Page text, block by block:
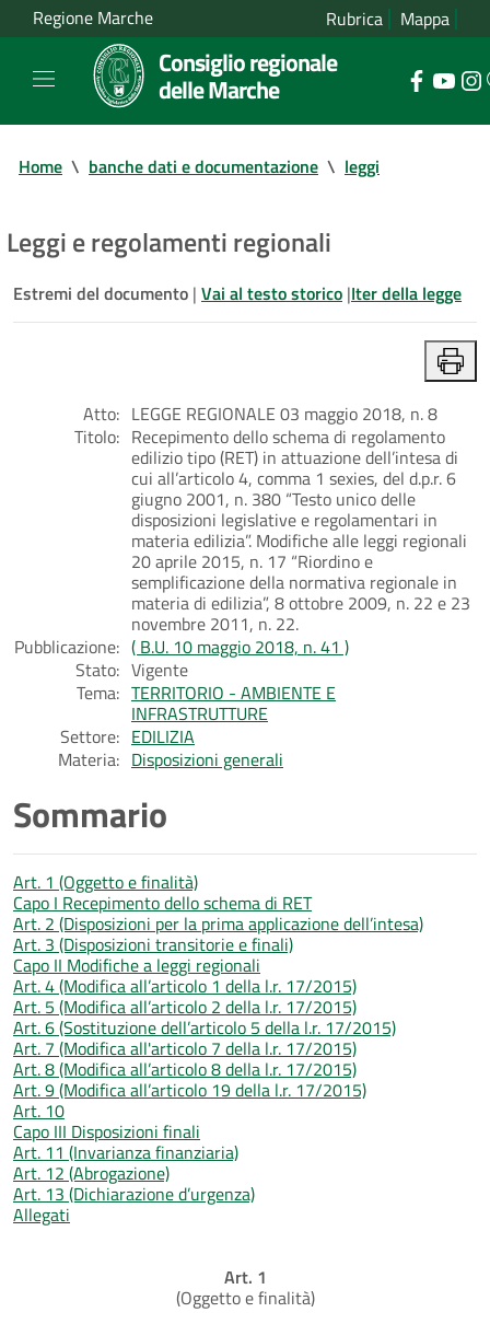
Regione Marche Rubrica Mappa
Consiglio regionale
delle Marche
Home \ banche dati e documentazione \ leggi
Leggi e regolamenti regionali
Estremi del documento | Vai al testo storico |Iter della legge
Atto: LEGGE REGIONALE 03 maggio 2018, n. 8
Titolo: Recepimento dello schema di regolamento
edilizio tipo (RET) in attuazione dell’intesa di
cui all’articolo 4, comma 1 sexies, del d.p.r. 6
giugno 2001, n. 380 “Testo unico delle
disposizioni legislative e regolamentari in
materia edilizia”. Modifiche alle leggi regionali
20 aprile 2015, n. 17 “Riordino e
semplificazione della normativa regionale in
materia di edilizia”, 8 ottobre 2009, n. 22 e 23
novembre 2011, n. 22.
Pubblicazione: ( B.U. 10 maggio 2018, n. 41 )
Stato: Vigente
Tema: TERRITORIO - AMBIENTE E
INFRASTRUTTURE
Settore: EDILIZIA
Materia: Disposizioni generali
Sommario
Art. 1 (Oggetto e finalità)
Capo I Recepimento dello schema di RET
Art. 2 (Disposizioni per la prima applicazione dell’intesa)
Art. 3 (Disposizioni transitorie e finali)
Capo II Modifiche a leggi regionali
Art. 4 (Modifica all’articolo 1 della l.r. 17/2015)
Art. 5 (Modifica all’articolo 2 della l.r. 17/2015)
Art. 6 (Sostituzione dell’articolo 5 della l.r. 17/2015)
Art. 7 (Modifica all'articolo 7 della l.r. 17/2015)
Art. 8 (Modifica all’articolo 8 della l.r. 17/2015)
Art. 9 (Modifica all’articolo 19 della l.r. 17/2015)
Art. 10
Capo III Disposizioni finali
Art. 11 (Invarianza finanziaria)
Art. 12 (Abrogazione)
Art. 13 (Dichiarazione d’urgenza)
Allegati
Art. 1
(Oggetto e finalità)